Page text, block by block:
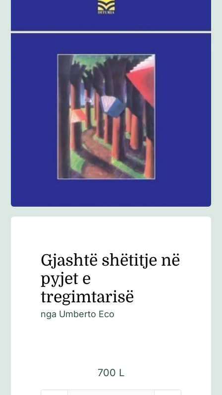
Ditarë
Evente
Blog
Gjashtë shëtitje në
pyjet e
tregimtarisë
nga Umberto Eco
700 L